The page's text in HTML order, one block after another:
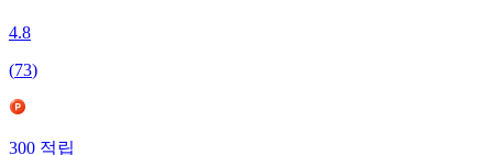
4.8
(73)